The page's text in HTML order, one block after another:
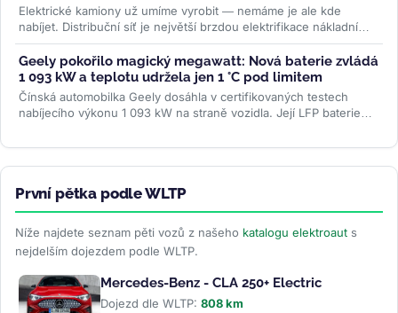
Elektrické kamiony už umíme vyrobit — nemáme je ale kde
nabíjet. Distribuční síť je největší brzdou elektrifikace nákladní
dopravy....>>
Geely pokořilo magický megawatt: Nová baterie zvládá
1 093 kW a teplotu udržela jen 1 °C pod limitem
Čínská automobilka Geely dosáhla v certifikovaných testech
nabíjecího výkonu 1 093 kW na straně vozidla. Její LFP baterie
První pětka podle WLTP
Níže najdete seznam pěti vozů z našeho katalogu elektroaut s
nejdelším dojezdem podle WLTP.
Mercedes-Benz - CLA 250+ Electric
Dojezd dle WLTP: 808 km